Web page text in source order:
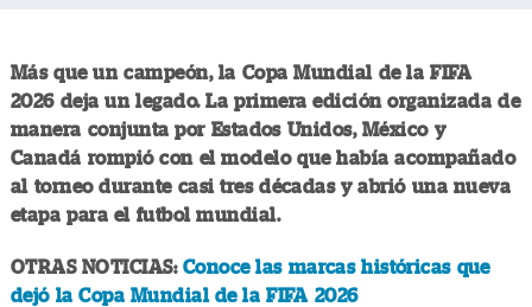
Más que un campeón, la Copa Mundial de la FIFA
2026 deja un legado. La primera edición organizada de
manera conjunta por Estados Unidos, México y
Canadá rompió con el modelo que había acompañado
al torneo durante casi tres décadas y abrió una nueva
etapa para el futbol mundial.
OTRAS NOTICIAS: Conoce las marcas históricas que
dejó la Copa Mundial de la FIFA 2026